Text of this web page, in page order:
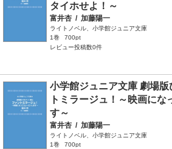
タイホせよ！～
富井杏 / 加藤陽一
ライトノベル、小学館ジュニア文庫
1巻
700pt
レビュー投稿数0件
小学館ジュニア文庫 劇場
トミラージュ！～映画にな
す～
富井杏 / 加藤陽一
ライトノベル、小学館ジュニア文庫
1巻
700pt